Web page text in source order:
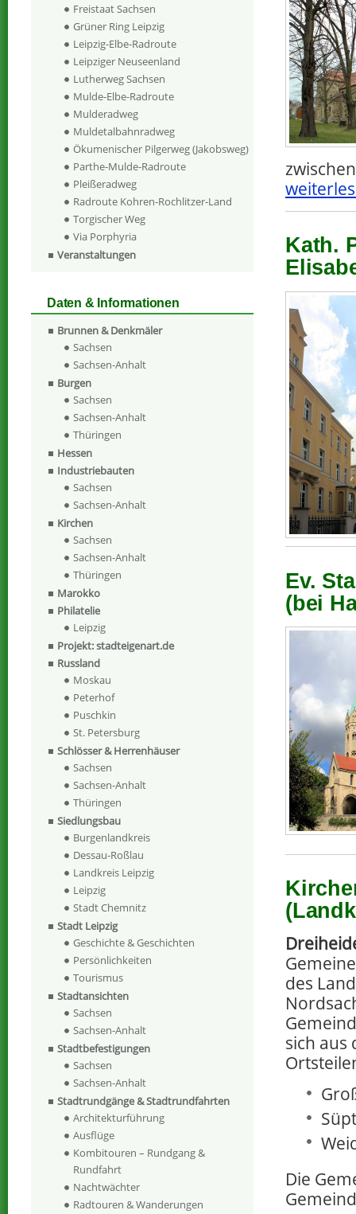
Kath.
Ev.
(bei
des
sich aus
Die
Freistaat Sachsen
Grüner Ring Leipzig
Leipzig-Elbe-Radroute
Leipziger Neuseenland
Lutherweg Sachsen
Mulde-Elbe-Radroute
Mulderadweg
Muldetalbahnradweg
Ökumenischer Pilgerweg (Jakobsweg)
Parthe-Mulde-Radroute
Pleißeradweg
Radroute Kohren-Rochlitzer-Land
Torgischer Weg
Via Porphyria
Veranstaltungen
Daten & Informationen
Brunnen & Denkmäler
Sachsen
Sachsen-Anhalt
Burgen
Sachsen
Sachsen-Anhalt
Thüringen
Hessen
Industriebauten
Sachsen
Sachsen-Anhalt
Kirchen
Sachsen
Sachsen-Anhalt
Thüringen
Marokko
Philatelie
Leipzig
Projekt: stadteigenart.de
Russland
Moskau
Peterhof
Puschkin
St. Petersburg
Schlösser & Herrenhäuser
Sachsen
Sachsen-Anhalt
Thüringen
Siedlungsbau
Burgenlandkreis
Dessau-Roßlau
Landkreis Leipzig
Leipzig
Stadt Chemnitz
Stadt Leipzig
Geschichte & Geschichten
Persönlichkeiten
Tourismus
Stadtansichten
Sachsen
Sachsen-Anhalt
Stadtbefestigungen
Sachsen
Sachsen-Anhalt
Stadtrundgänge & Stadtrundfahrten
Architekturführung
Ausflüge
Kombitouren – Rundgang &
Rundfahrt
Nachtwächter
Radtouren & Wanderungen